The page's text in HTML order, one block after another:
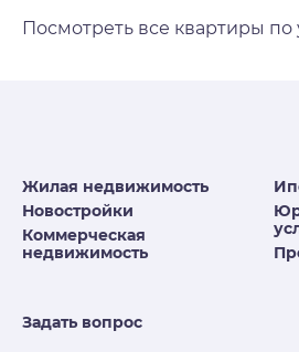
Посмотреть все квартиры
Жилая недвижимость
Новостройки
Коммерческая
недвижимость
Задать вопрос